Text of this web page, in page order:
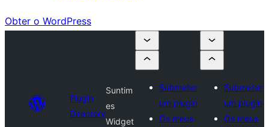
Obter o WordPress
Plugin
Directory
Suntim
es
Widget
Submeter
um plugin
Os meus
Submeter
um plugin
Os meus